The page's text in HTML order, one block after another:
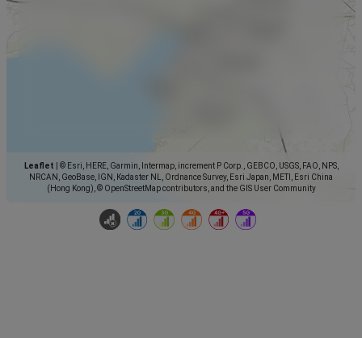
Leaflet
© Esri, HERE, Garmin, Intermap, increment P Corp., GEBCO, USGS, FAO, NPS,
NRCAN, GeoBase, IGN, Kadaster NL, Ordnance Survey, Esri Japan, METI, Esri China
(Hong Kong), © OpenStreetMap contributors, and the GIS User Community